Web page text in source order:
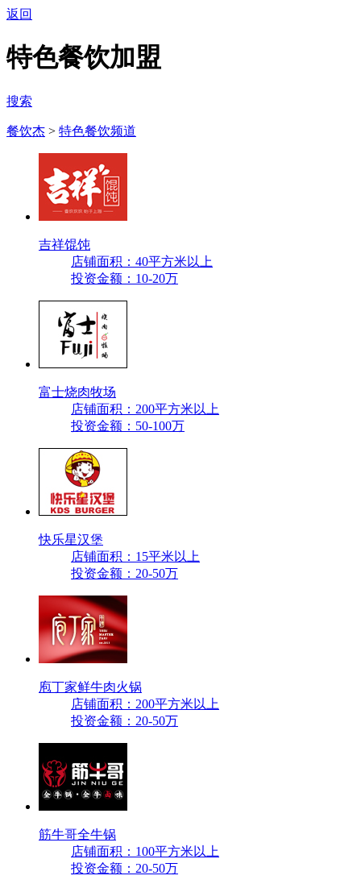
返回
特色餐饮加盟
搜索
餐饮杰 > 特色餐饮频道
吉祥馄饨
店铺面积：40平方米以上
投资金额：10-20万
富士烧肉牧场
店铺面积：200平方米以上
投资金额：50-100万
快乐星汉堡
店铺面积：15平米以上
投资金额：20-50万
庖丁家鲜牛肉火锅
店铺面积：200平方米以上
投资金额：20-50万
筋牛哥全牛锅
店铺面积：100平方米以上
投资金额：20-50万